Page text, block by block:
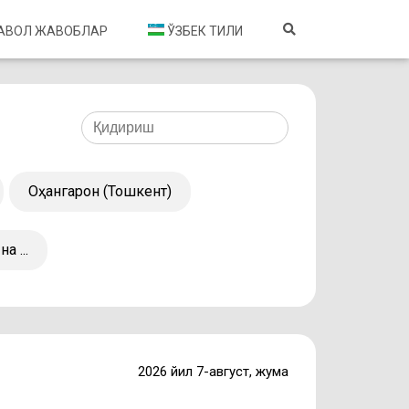
ЖАВОБЛАР ЎЗБЕК ТИЛИ
Оҳангарон (Тошкент)
...
2026 йил 7-август, жума